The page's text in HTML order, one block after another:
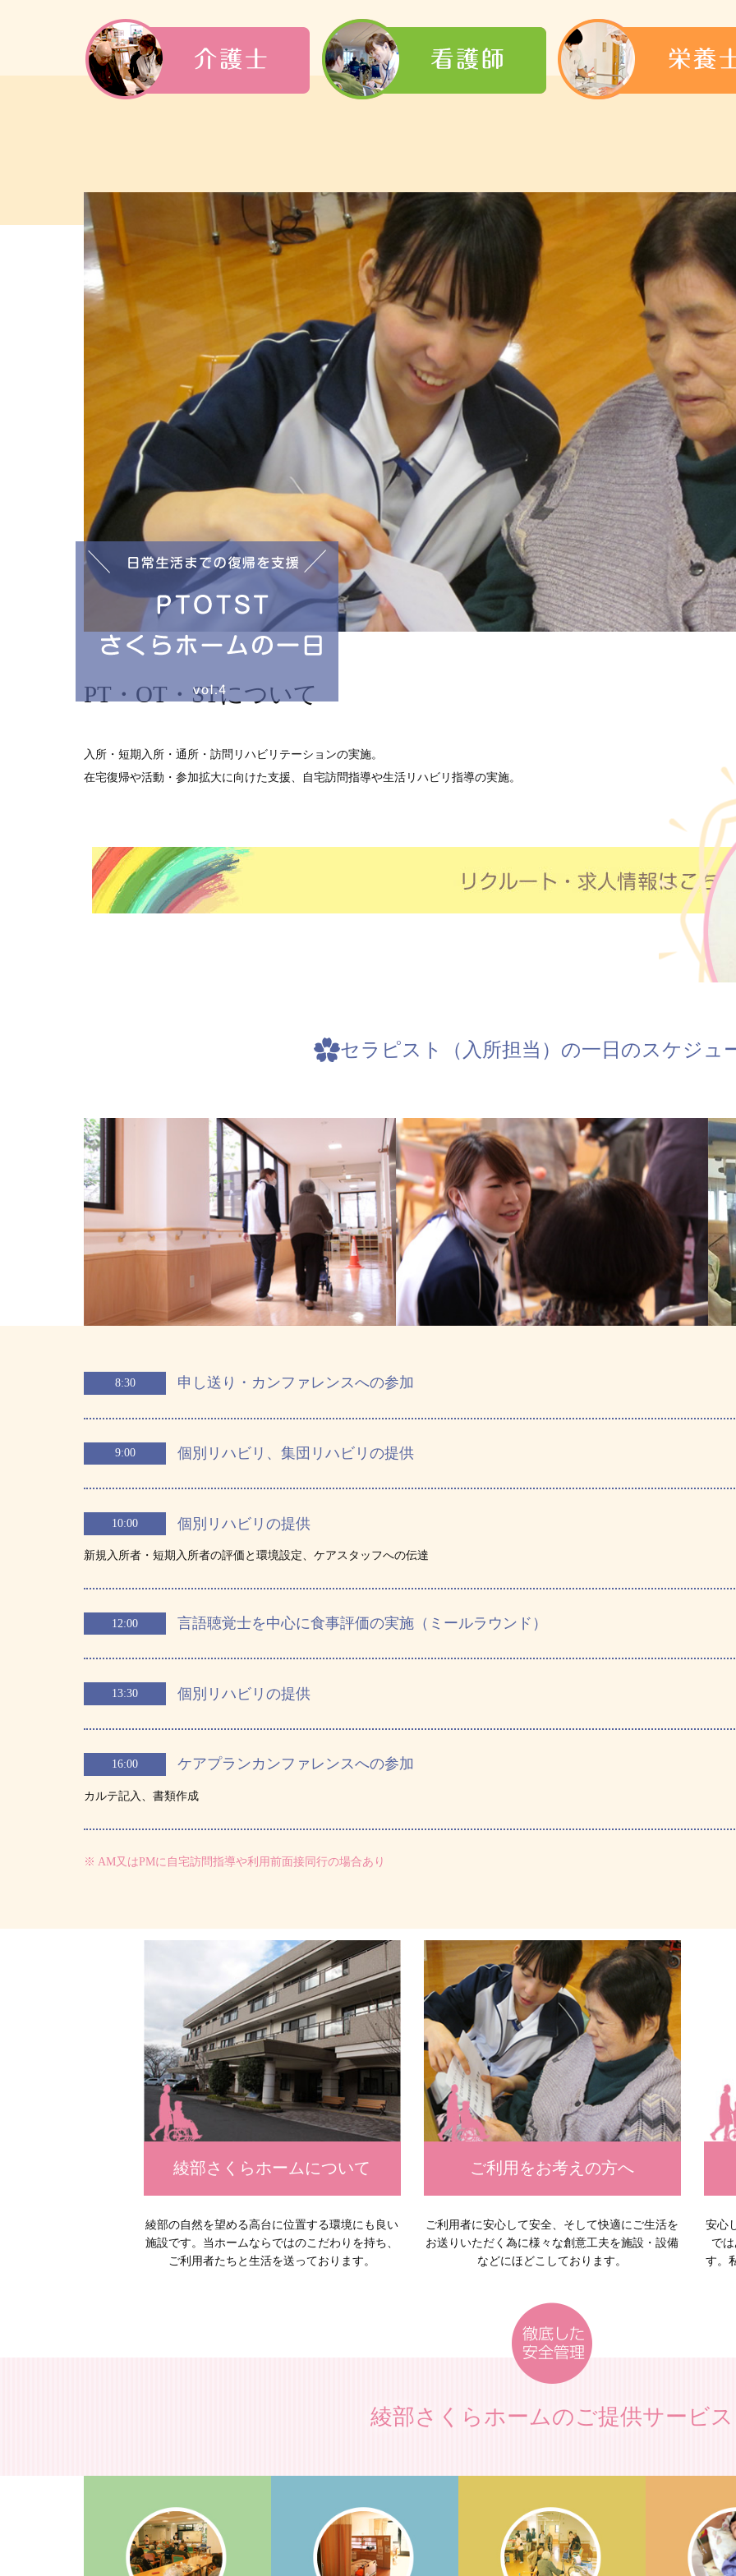
PT・OT・STについて
入所・短期入所・通所・訪問リハビリテーションの実施。
在宅復帰や活動・参加拡大に向けた支援、自宅訪問指導や生活リハビリ指導の実施。
セラピスト（入所担当）の一日のスケジュ
8:30 申し送り・カンファレンスへの参加
9:00 個別リハビリ、集団リハビリの提供
10:00 個別リハビリの提供
新規入所者・短期入所者の評価と環境設定、ケアスタッフへの伝達
12:00 言語聴覚士を中心に食事評価の実施（ミールラウンド）
13:30 個別リハビリの提供
16:00 ケアプランカンファレンスへの参加
カルテ記入、書類作成
※ AM又はPMに自宅訪問指導や利用前面接同行の場合あり
綾部さくらホームについて
綾部の自然を望める高台に位置する環境にも良い
施設です。当ホームならではのこだわりを持ち、
ご利用者たちと生活を送っております。
ご利用をお考えの方へ
ご利用者に安心して安全、そして快適にご生活を
お送りいただく為に様々な創意工夫を施設・設備
などにほどこしております。
安心
で
す。
綾部さくらホームのご提供サービス